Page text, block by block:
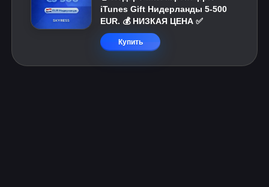
iTunes Gift Нидерланды 5-500
EUR. 💰 НИЗКАЯ ЦЕНА ✅
Купить